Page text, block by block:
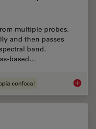
multiple probes,
and then passes
band.
based…
confocal